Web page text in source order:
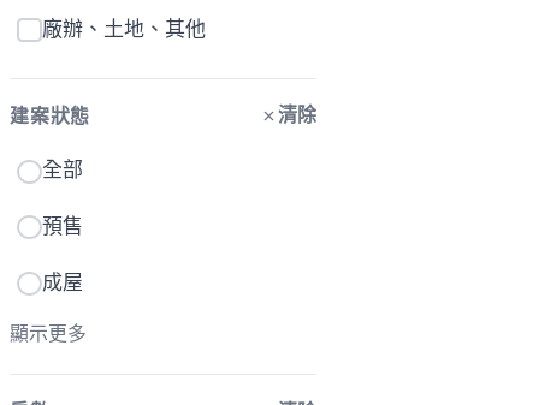
廠辦、土地、其他
建案狀態 清除
全部
預售
成屋
顯示更多